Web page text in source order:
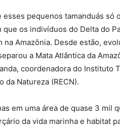
pequenos tamanduás só
os indivíduos do Delta do
Amazônia. Desde estão,
a Mata Atlântica da
coordenadora do Instituto
da Natureza (RECN).
em uma área de quase 3 mil
da vida marinha e habitat